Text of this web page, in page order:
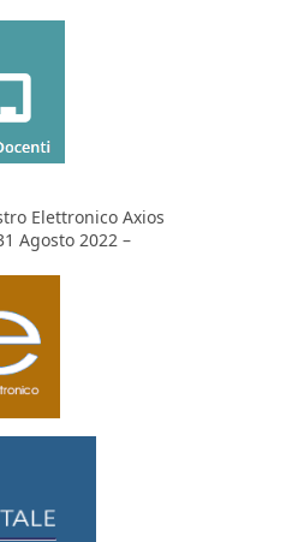
Elettronico Axios
Agosto 2022 –